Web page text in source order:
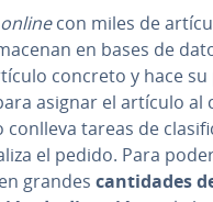
onlinecon miles de
en bases de
concreto y hace
asignar el artículo
conlleva tareas de
el pedido. Para
grandes ca­n­ti­da­des